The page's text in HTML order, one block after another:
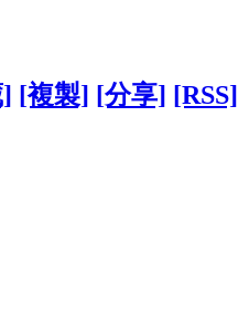
[複製] [分享] [RSS]